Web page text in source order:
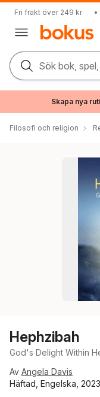
Fri frakt över 249 kr •
Sök bok,
Skapa nya
Filosofi och religion
Hephzibah
God's Delight Within
Av Angela Davis
Häftad, Engelska, 2023